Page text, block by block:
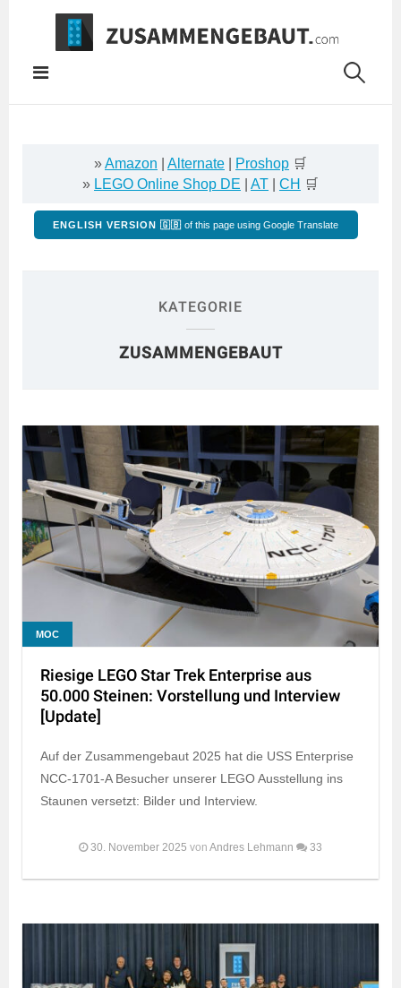
Springe
Inhalt
»Amazon Alternate Proshop 🛒
» LEGO Online Shop DE AT CH 🛒
ENGLISH VERSION 🇬🇧 of this page using Google Translate
KATEGORIE
ZUSAMMENGEBAUT
MOC
Riesige LEGO Star Trek Enterprise aus
50.000 Steinen: Vorstellung und Interview
[Update]
Auf der Zusammengebaut 2025 hat die USS Enterprise
NCC-1701-A Besucher unserer LEGO Ausstellung ins
Staunen versetzt: Bilder und Interview.
30. November 2025 von Andres Lehmann 33